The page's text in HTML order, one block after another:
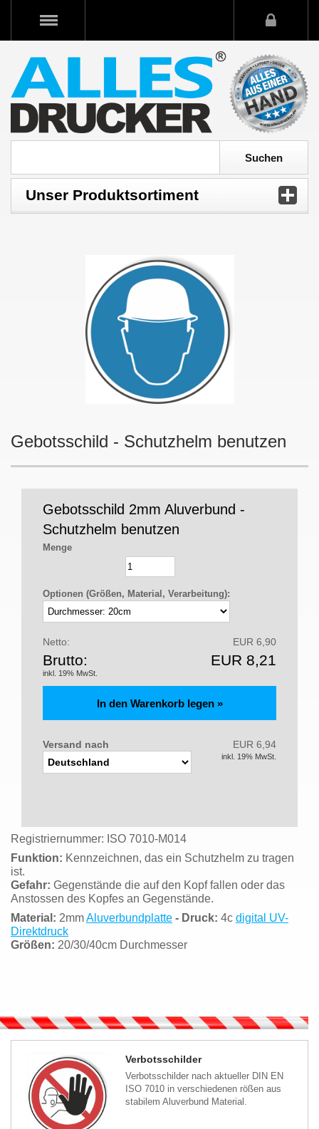
Unser Produktsortiment
Gebotsschild - Schutzhelm benutzen
Gebotsschild 2mm Aluverbund -
Schutzhelm benutzen
Menge
Optionen (Größen, Material, Verarbeitung):
Netto: EUR 6,90
Brutto:
inkl. 19% MwSt.
EUR 8,21
Versand nach EUR 6,94
inkl. 19% MwSt.
Registriernummer: ISO 7010-M014
Funktion: Kennzeichnen, das ein Schutzhelm zu tragen
ist.
Gefahr: Gegenstände die auf den Kopf fallen oder das
Anstossen des Kopfes an Gegenstände.
Material: 2mmAluverbundplatte - Druck: 4c digital UV-
Direktdruck
Größen: 20/30/40cm Durchmesser
Verbotsschilder
Verbotsschilder nach aktueller DIN EN
ISO 7010 in verschiedenen rößen aus
stabilem Aluverbund Material.